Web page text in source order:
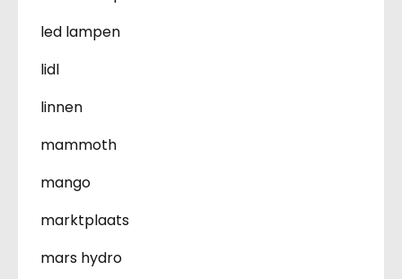
led lampen
lidl
linnen
mammoth
mango
marktplaats
mars hydro